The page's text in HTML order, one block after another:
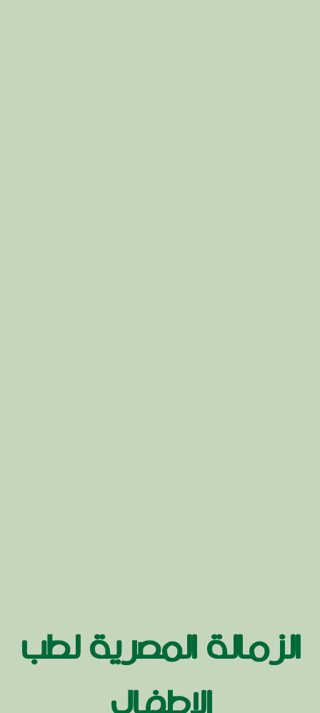
الزمالة المصرية لطب
الاطفال